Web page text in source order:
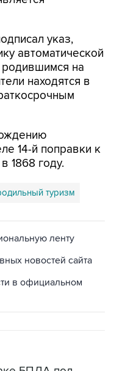
указ,
на
находятся в
году.
туризм
новостей сайта
в официальном
БПЛА под